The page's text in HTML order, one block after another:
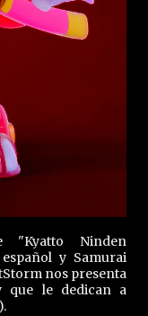
"Kyatto Ninden
y Samurai
nos presenta
que le dedican a